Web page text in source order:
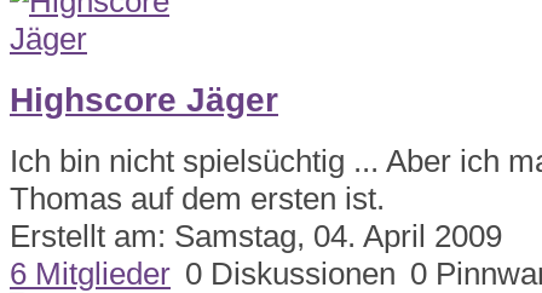
Highscore Jäger
Ich bin nicht spielsüchtig ... Aber ich
Thomas auf dem ersten ist.
Erstellt am: Samstag, 04. April 2009
6 Mitglieder 0 Diskussionen 0